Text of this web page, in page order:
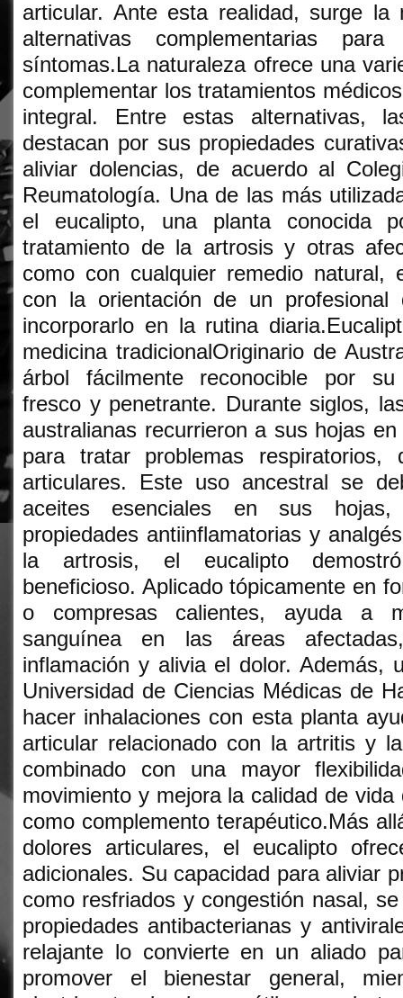
articular. Ante esta realidad, surge la
alternativas complementarias
síntomas.La naturaleza ofrece una
complementar los tratamientos
integral. Entre estas alternativas,
destacan por sus propiedades
aliviar dolencias, de acuerdo al
Reumatología. Una de las más
el eucalipto, una planta conocida
tratamiento de la artrosis y otras
como con cualquier remedio natural,
con la orientación de un
incorporarlo en la rutina
medicina tradicionalOriginario de
árbol fácilmente reconocible por
fresco y penetrante. Durante siglos,
australianas recurrieron a sus hojas
para tratar problemas respiratorios,
articulares. Este uso ancestral se
aceites esenciales en sus
propiedades antiinflamatorias y
la artrosis, el eucalipto
beneficioso. Aplicado tópicamente en
o compresas calientes, ayuda a
sanguínea en las áreas
inflamación y alivia el dolor. Además,
Universidad de Ciencias Médicas de
hacer inhalaciones con esta planta
articular relacionado con la artritis y
combinado con una mayor
movimiento y mejora la calidad de
como complemento terapéutico.Más
dolores articulares, el eucalipto
adicionales. Su capacidad para aliviar
como resfriados y congestión nasal,
propiedades antibacterianas y
relajante lo convierte en un aliado
promover el bienestar general,